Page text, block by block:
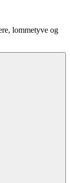
lommetyve og